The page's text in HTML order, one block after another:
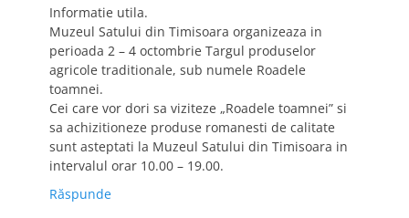
Informatie utila.
Muzeul Satului din Timisoara organizeaza in
perioada 2 – 4 octombrie Targul produselor
agricole traditionale, sub numele Roadele
toamnei.
Cei care vor dori sa viziteze „Roadele toamnei” si
sa achizitioneze produse romanesti de calitate
sunt asteptati la Muzeul Satului din Timisoara in
intervalul orar 10.00 – 19.00.
Răspunde